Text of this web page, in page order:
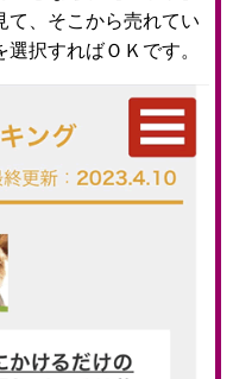
て、そこから売れてい
択すればＯＫです。